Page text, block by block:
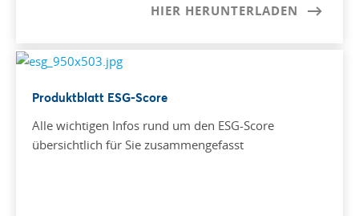
HIER HERUNTERLADEN
Produktblatt ESG-Score
Alle wichtigen Infos rund um den ESG-Score
übersichtlich für Sie zusammengefasst